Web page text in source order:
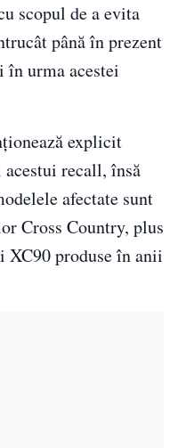
scopul de a evita
până în prezent
în urma acestei
explicit
recall, însă
afectate sunt
Cross Country, plus
produse în anii